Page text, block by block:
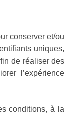
conserver et/ou
uniques,
de réaliser des
l’expérience
conditions, à la